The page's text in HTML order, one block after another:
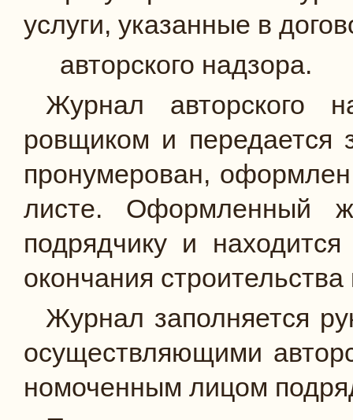
услуги, указанные в
авторского надзора.
Журнал авторского
ровщиком и передается
пронумерован,
листе. Офор­мленный
подрядчику и
окончания стро­ительства
Журнал заполняется
осуществляющими
номоченным лицом